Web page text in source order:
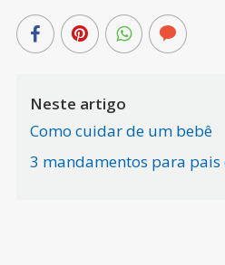
Neste artigo
Como cuidar de um bebê
3 mandamentos para pais